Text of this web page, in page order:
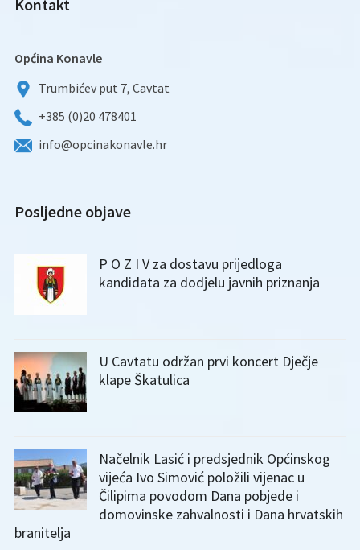
Kontakt
Općina Konavle
Trumbićev put 7, Cavtat
+385 (0)20 478401
info@opcinakonavle.hr
Posljedne objave
P O Z I V za dostavu prijedloga
kandidata za dodjelu javnih priznanja
U Cavtatu održan prvi koncert Dječje
klape Škatulica
Načelnik Lasić i predsjednik Općinskog
vijeća Ivo Simović položili vijenac u
Čilipima povodom Dana pobjede i
domovinske zahvalnosti i Dana hrvatskih
branitelja